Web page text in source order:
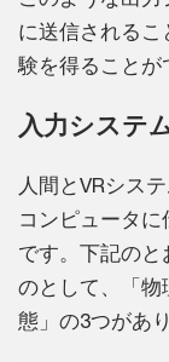
に送信される
験を得ることが
入力システ
人間とVRシス
コンピュータ
です。下記の
のとして、「物
態」の3つがあ